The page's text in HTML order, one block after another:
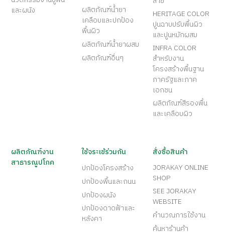
และผนัง
ผลิตภัณฑ์น้ำยา
เคลือบและปกป้อง
พื้นผิว
ผลิตภัณฑ์น้ำยาผสม
ผลิตภัณฑ์อื่นๆ
HERITAGE COLOR
ปูนฉาบปรับพื้นผิว
และปูนหมักผสม
INFRA COLOR
สำหรับงาน
โครงสร้างพื้นฐาน
ภาครัฐและภาค
เอกชน
ผลิตภัณฑ์สีรองพื้น
และเคลือบผิว
ผลิตภัณฑ์งาน
สาธารณูปโภค
ใช้จระเข้ร่วมกัน
ปกป้องโครงสร้าง
ปกป้องพื้นและถนน
ปกป้องผนัง
ปกป้องดาดฟ้าและ
หลังคา
สั่งซื้อสินค้า
JORAKAY ONLINE
SHOP
SEE JORAKAY
WEBSITE
คำนวณการใช้งาน
ค้นหาร้านค้า